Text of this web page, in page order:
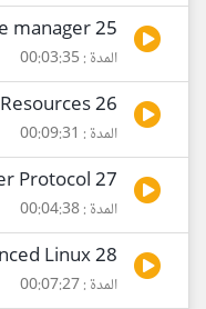
25 CentOS 7 Yum package manager
المدة : 00:03:35
26 CentOS 7Additional Resources
المدة : 00:09:31
27 CentOS 7 Secure File Transfer Protocol
المدة : 00:04:38
28 CentOS 7 Security Enhanced Linux
المدة : 00:07:27